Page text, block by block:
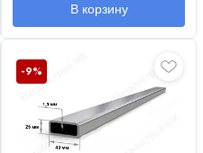
В корзину
-9%